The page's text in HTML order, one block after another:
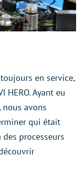
en service,
HERO. Ayant eu
nous avons
qui était
processeurs